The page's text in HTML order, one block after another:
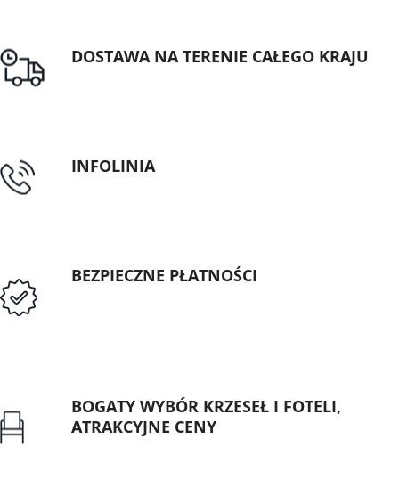
DOSTAWA NA TERENIE CAŁEGO KRAJU
INFOLINIA
BEZPIECZNE PŁATNOŚCI
BOGATY WYBÓR KRZESEŁ I FOTELI,
ATRAKCYJNE CENY